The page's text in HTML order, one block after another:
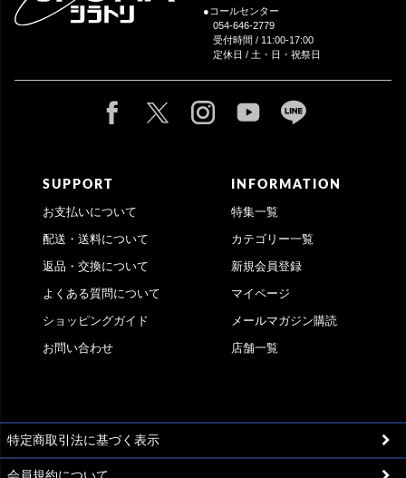
●コールセンター
054-646-2779
受付時間 / 11:00-17:00
定休日 / 土・日・祝祭日
SUPPORT
お支払いについて
配送・送料について
返品・交換について
よくある質問について
ショッピングガイド
お問い合わせ
INFORMATION
特集一覧
カテゴリー一覧
新規会員登録
マイページ
メールマガジン購読
店舗一覧
特定商取引法に基づく表示
会員規約について